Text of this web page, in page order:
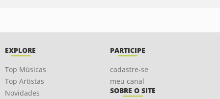
EXPLORE
Top Músicas
Top Artistas
Novidades
PARTICIPE
cadastre-se
meu canal
SOBRE O SITE